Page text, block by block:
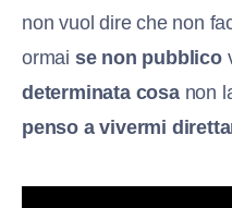
non vuol dire che non
ormai se non pubblico
determinata cosanon
penso a vivermi